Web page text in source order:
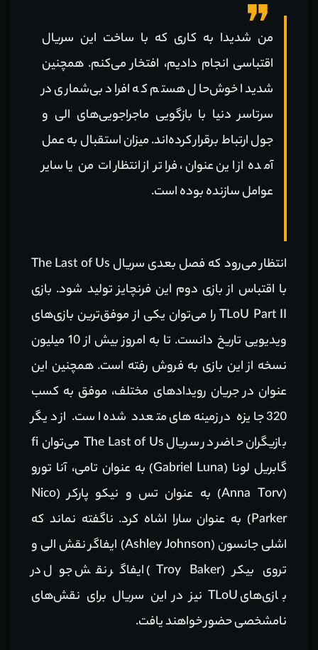
من شدیدا به کاری که با ساخت این سریال
اقتباسی انجام دادیم، افتخار می‌کنم. همچنین
شدیدا خوش‌حال هستم که افراد بی‌شماری در
سرتاسر دنیا با بازگویی ماجراجویی‌های الی و
جول ارتباط برقرار کرده‌اند. میزان استقبال به عمل
آمده از این عنوان،‌ فراتر از انتظارات من یا سایر
عوامل سازنده بوده است.
انتظار می‌رود که فصل بعدی سریال The Last of Us
با اقتباس از بازی دوم این فرنچایز تولید شود. بازی
TLoU Part II را می‌توان یکی از موفق‌ترین بازی‌های
ویدیویی تاریخ دانست. تا به امروز بیش از 10 میلیون
نسخه از این بازی به فروش رفته است. همچنین این
عنوان در جریان رویداد‌های مختلف، موفق به کسب
320 جایزه در زمینه‌های متعدد شده است. از دیگر
بازیگران حاضر در سریال The Last of Us می‌توان fi
گابریل لونا (Gabriel Luna) به عنوان تامی، آنا تورو
(Anna Torv) به عنوان تس و نیکو پارکر (Nico
Parker) به عنوان سارا اشاه کرد. ناگفته نماند که
اشلی جانسون (Ashley Johnson) ایفاگر نقش الی و
تروی بیکر (Troy Baker) ایفاگر نقش جول در
بازی‌های TLoU نیز در این سریال برای نقش‌های
نامشخصی حضور خواهند یافت.